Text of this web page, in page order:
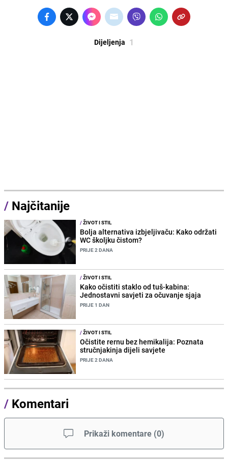
Dijeljenja 1
/ Najčitanije
/ŽIVOT I STIL
Bolja alternativa izbjeljivaču: Kako održati
WC školjku čistom?
PRIJE 2 DANA
/ŽIVOT I STIL
Kako očistiti staklo od tuš-kabina:
Jednostavni savjeti za očuvanje sjaja
PRIJE 1 DAN
/ŽIVOT I STIL
Očistite rernu bez hemikalija: Poznata
stručnjakinja dijeli savjete
PRIJE 2 DANA
/ Komentari
Prikaži komentare (0)